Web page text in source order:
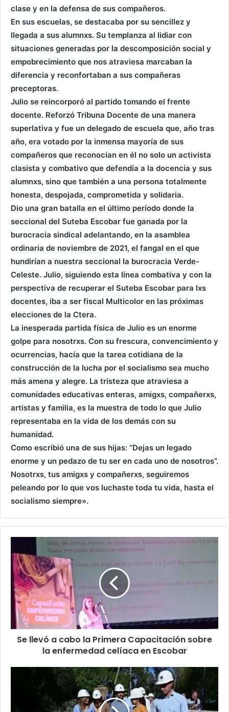
clase y en la defensa de sus compañeros.
En sus escuelas, se destacaba por su sencillez y
llegada a sus alumnxs. Su templanza al lidiar con
situaciones generadas por la descomposición social y
empobrecimiento que nos atraviesa marcaban la
diferencia y reconfortaban a sus compañeras
preceptoras.
Julio se reincorporó al partido tomando el frente
docente. Reforzó Tribuna Docente de una manera
superlativa y fue un delegado de escuela que, año tras
año, era votado por la inmensa mayoría de sus
compañeros que reconocían en él no solo un activista
clasista y combativo que defendía a la docencia y sus
alumnxs, sino que también a una persona totalmente
honesta, despojada, comprometida y solidaria.
Dio una gran batalla en el último período donde la
seccional del Suteba Escobar fue ganada por la
burocracia sindical adelantando, en la asamblea
ordinaria de noviembre de 2021, el fangal en el que
hundirían a nuestra seccional la burocracia Verde-
Celeste. Julio, siguiendo esta línea combativa y con la
perspectiva de recuperar el Suteba Escobar para lxs
docentes, iba a ser fiscal Multicolor en las próximas
elecciones de la Ctera.
La inesperada partida física de Julio es un enorme
golpe para nosotrxs. Con su frescura, convencimiento y
ocurrencias, hacía que la tarea cotidiana de la
construcción de la lucha por el socialismo sea mucho
más amena y alegre. La tristeza que atraviesa a
comunidades educativas enteras, amigxs, compañerxs,
artistas y familia, es la muestra de todo lo que Julio
representaba en la vida de los demás con su
humanidad.
Como escribió una de sus hijas: “Dejas un legado
enorme y un pedazo de tu ser en cada uno de nosotros”.
Nosotrxs, tus amigxs y compañerxs, seguiremos
peleando por lo que vos luchaste toda tu vida, hasta el
socialismo siempre».
Se llevó a cabo la Primera Capacitación sobre
la enfermedad celíaca en Escobar